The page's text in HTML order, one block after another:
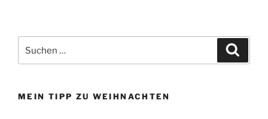
nach:
MEIN TIPP ZU WEIHNACHTEN